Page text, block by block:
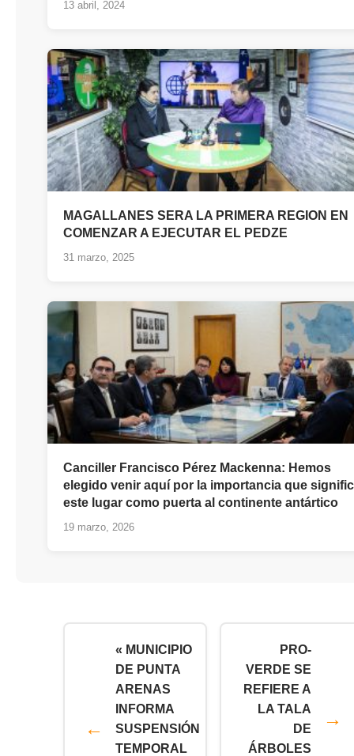
13 abril, 2024
MAGALLANES SERA LA PRIMERA REGION EN
COMENZAR A EJECUTAR EL PEDZE
31 marzo, 2025
Canciller Francisco Pérez Mackenna: Hemos
elegido venir aquí por la importancia que
este lugar como puerta al continente antártico
19 marzo, 2026
« MUNICIPIO
DE PUNTA
ARENAS
INFORMA
SUSPENSIÓN
TEMPORAL
PRO-
VERDE SE
REFIERE A
LA TALA
DE
ÁRBOLES